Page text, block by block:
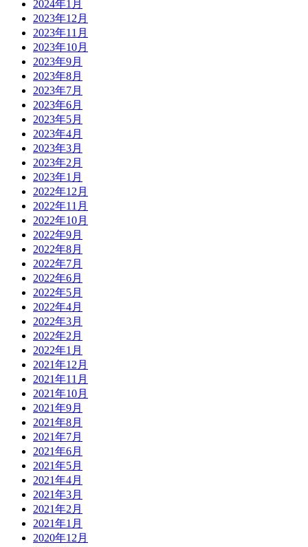
2024年1月
2023年12月
2023年11月
2023年10月
2023年9月
2023年8月
2023年7月
2023年6月
2023年5月
2023年4月
2023年3月
2023年2月
2023年1月
2022年12月
2022年11月
2022年10月
2022年9月
2022年8月
2022年7月
2022年6月
2022年5月
2022年4月
2022年3月
2022年2月
2022年1月
2021年12月
2021年11月
2021年10月
2021年9月
2021年8月
2021年7月
2021年6月
2021年5月
2021年4月
2021年3月
2021年2月
2021年1月
2020年12月